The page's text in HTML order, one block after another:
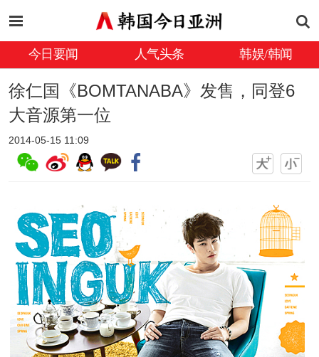
今日要闻 人气头条 韩娱/韩闻
徐仁国《BOMTANABA》发售，同登6
大音源第一位
2014-05-15 11:09